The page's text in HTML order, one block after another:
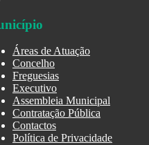
Áreas de Atuação
Concelho
Freguesias
Executivo
Assembleia Municipal
Contratação Pública
Contactos
Política de Privacidade